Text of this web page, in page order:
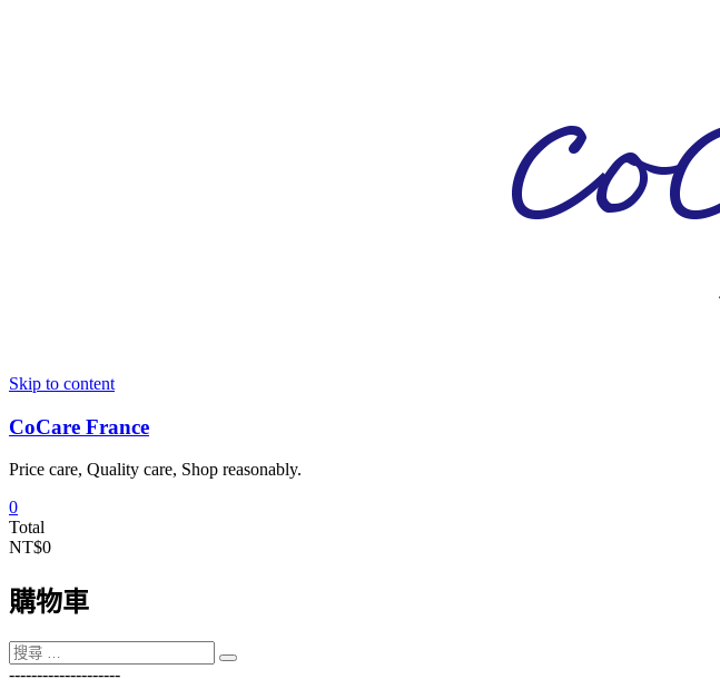
Skip to content
CoCare France
Price care, Quality care, Shop reasonably.
0
Total
NT$0
購物車
--------------------